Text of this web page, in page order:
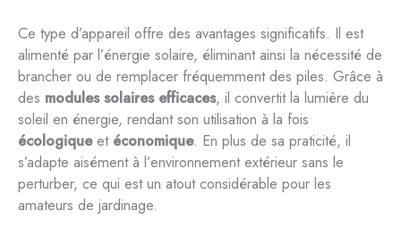
Ce type d’appareil offre des avantages significatifs. Il est
alimenté par l’énergie solaire, éliminant ainsi la nécessité de
brancher ou de remplacer fréquemment des piles. Grâce à
des modules solaires efficaces, il convertit la lumière du
soleil en énergie, rendant son utilisation à la fois
écologiqueet économique. En plus de sa praticité, il
s’adapte aisément à l’environnement extérieur sans le
perturber, ce qui est un atout considérable pour les
amateurs de jardinage.